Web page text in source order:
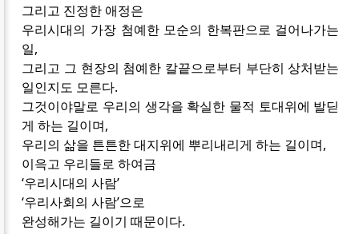
그리고 진정한 애정은
우리시대의 가장 첨예한 모순의 한복판으로 걸어나가는
일,
그리고 그 현장의 첨예한 칼끝으로부터 부단히 상처받는
일인지도 모른다.
그것이야말로 우리의 생각을 확실한 물적 토대위에 발딛
게 하는 길이며,
우리의 삶을 튼튼한 대지위에 뿌리내리게 하는 길이며,
이윽고 우리들로 하여금
‘우리시대의 사람’
‘우리사회의 사람’으로
완성해가는 길이기 때문이다.